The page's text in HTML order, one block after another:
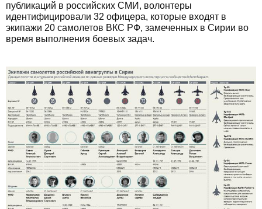
публикаций в российских СМИ, волонтеры
идентифицировали 32 офицера, которые входят в
экипажи 20 самолетов ВКС РФ, замеченных в Сирии во
время выполнения боевых задач.